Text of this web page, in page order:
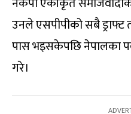
उनले एसपीपीको सबै
पास भइसकेपछि नेपालका
गरे।